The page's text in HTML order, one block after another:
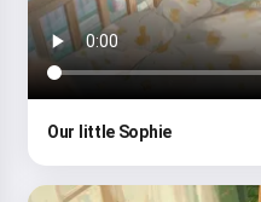
Our little Sophie